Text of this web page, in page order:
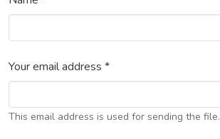
Your email address *
This email address is used for sending the file.